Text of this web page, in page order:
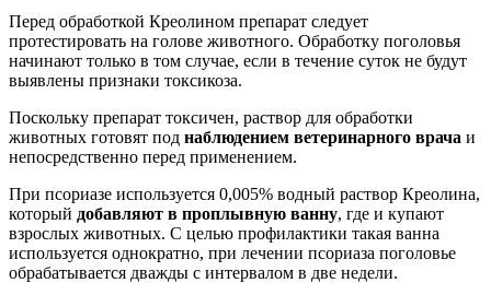
Перед обработкой Креолином препарат следует
протестировать на голове животного. Обработку поголовья
начинают только в том случае, если в течение суток не будут
выявлены признаки токсикоза.
Поскольку препарат токсичен, раствор для обработки
животных готовят под наблюдением ветеринарного врача и
непосредственно перед применением.
При псориазе используется 0,005% водный раствор Креолина,
который добавляют в проплывную ванну, где и купают
взрослых животных. С целью профилактики такая ванна
используется однократно, при лечении псориаза поголовье
обрабатывается дважды с интервалом в две недели.